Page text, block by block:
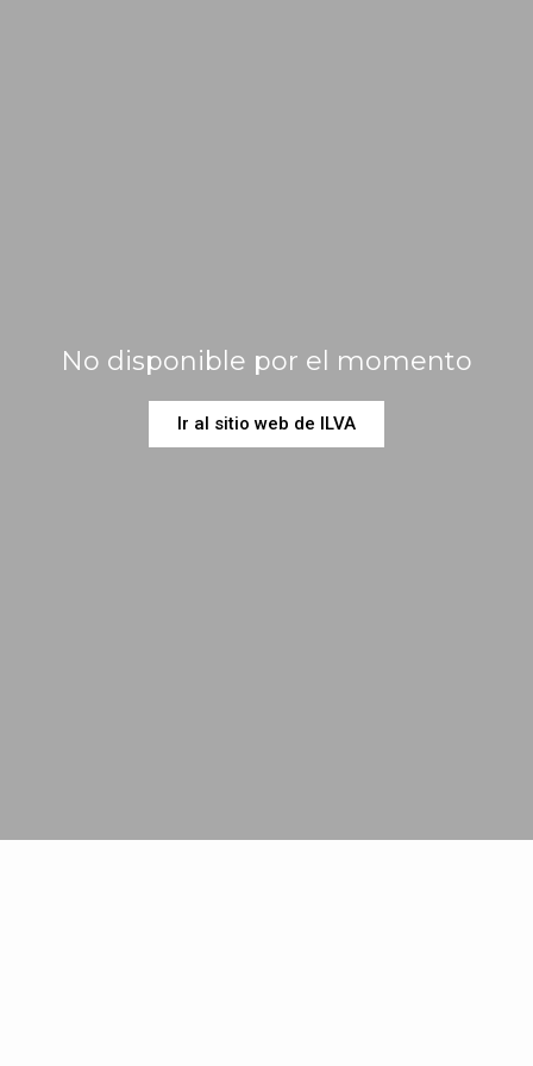
No disponible por el momento
Ir al sitio web de ILVA